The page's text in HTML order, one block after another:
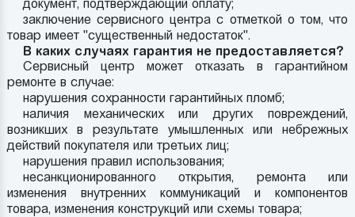
документ, подтверждающий оплату;
заключение сервисного центра с отметкой о том, что
товар имеет "существенный недостаток".
В каких случаях гарантия не предоставляется?
Сервисный центр может отказать в гарантийном
ремонте в случае:
нарушения сохранности гарантийных пломб;
наличия механических или других повреждений,
возникших в результате умышленных или небрежных
действий покупателя или третьих лиц;
нарушения правил использования;
несанкционированного открытия, ремонта или
изменения внутренних коммуникаций и компонентов
товара, изменения конструкций или схемы товара;